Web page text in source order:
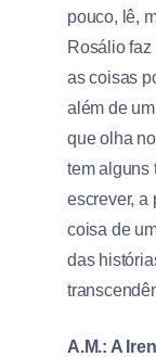
pouco, lê,
Rosálio
as coisas
além de
que olha
tem alguns
escrever, a
coisa de
das
A.M.: A